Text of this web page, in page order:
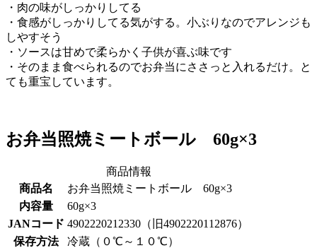
・肉の味がしっかりしてる
・食感がしっかりしてる気がする。小ぶりなのでアレンジも
しやすそう
・ソースは甘めで柔らかく子供が喜ぶ味です
・そのまま食べられるのでお弁当にささっと入れるだけ。と
ても重宝しています。
お弁当照焼ミートボール 60g×3
商品情報
商品名
お弁当照焼ミートボール 60g×3
内容量
60g×3
JANコード 4902220212330（旧4902220112876）
保存方法
冷蔵（０℃～１０℃）